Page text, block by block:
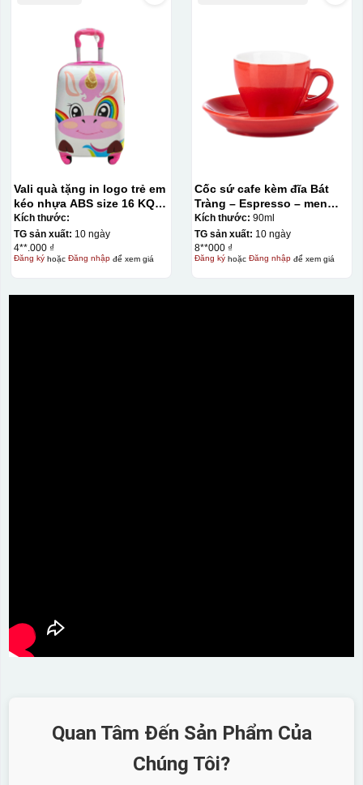
Vali quà tặng in logo trẻ em
kéo nhựa ABS size 16 KQ-
VL13
Kích thước:
TG sản xuất: 10 ngày
4**.000 ₫
Đăng kýhoặc Đăng nhậpđể xem giá
Cốc sứ cafe kèm đĩa Bát
Tràng – Espresso – men
màu – 90ml
Kích thước: 90ml
TG sản xuất: 10 ngày
8**000 ₫
Đăng kýhoặc Đăng nhậpđể xem giá
Quan Tâm Đến Sản Phẩm Của
Chúng Tôi?